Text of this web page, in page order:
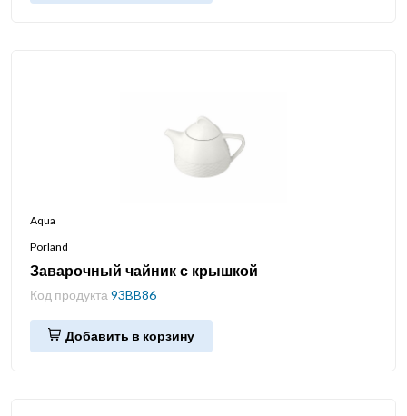
Aqua
Porland
Заварочный чайник с крышкой
Код продукта 93BB86
Добавить в корзину